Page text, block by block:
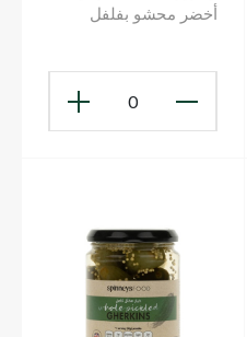
أخضر محشو بفلفل
0